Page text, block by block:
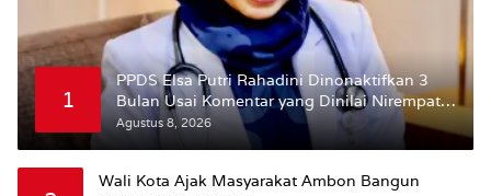
1
PPDS Elsa Putri Rahadini Dinonaktifkan 3
Bulan Usai Komentar yang Dinilai Nirempati
ke Pasien BPJS
Agustus 8, 2026
Wali Kota Ajak Masyarakat Ambon Bangun